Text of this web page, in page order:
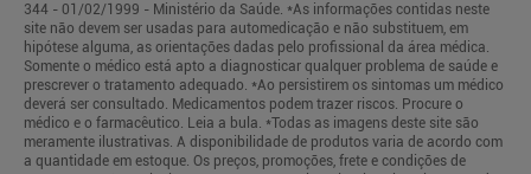
344 - 01/02/1999 - Ministério da Saúde. *As informações contidas neste
site não devem ser usadas para automedicação e não substituem, em
hipótese alguma, as orientações dadas pelo profissional da área médica.
Somente o médico está apto a diagnosticar qualquer problema de saúde e
prescrever o tratamento adequado. *Ao persistirem os sintomas um médico
deverá ser consultado. Medicamentos podem trazer riscos. Procure o
médico e o farmacêutico. Leia a bula. *Todas as imagens deste site são
meramente ilustrativas. A disponibilidade de produtos varia de acordo com
a quantidade em estoque. Os preços, promoções, frete e condições de